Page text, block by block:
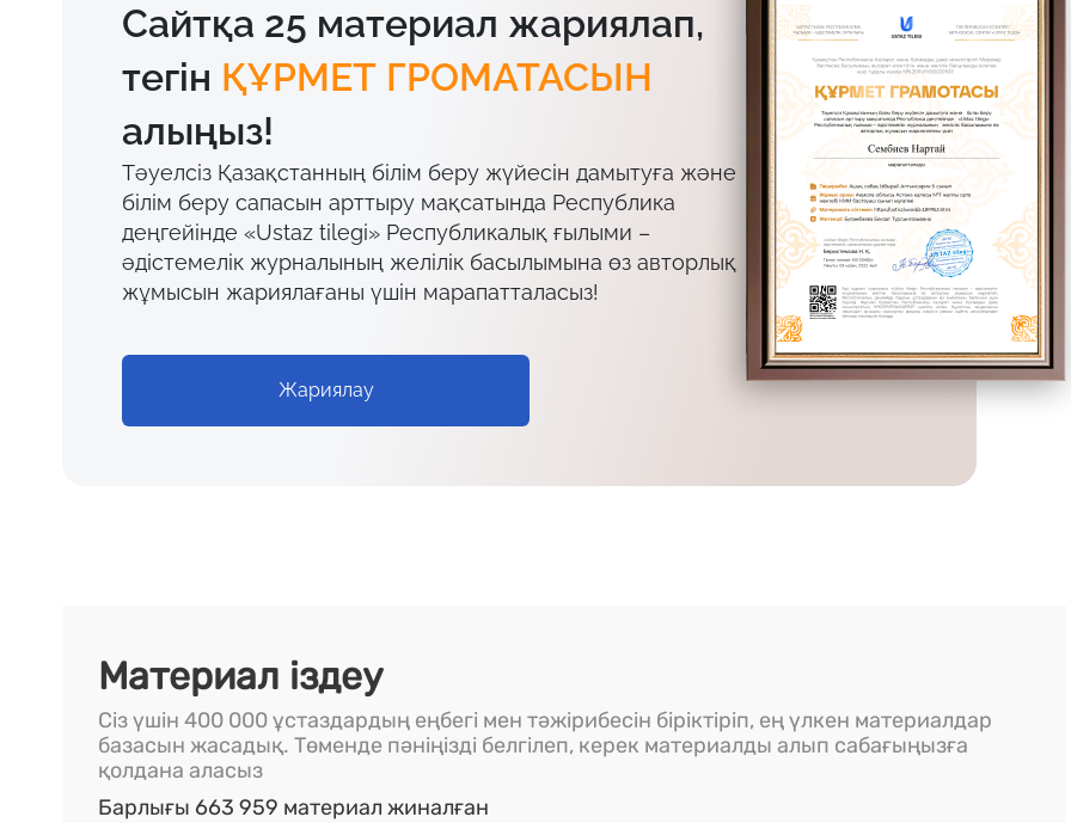
Сайтқа 25 материал жариялап,
тегін ҚҰРМЕТ ГРОМАТАСЫН
алыңыз!
Тәуелсіз Қазақстанның білім беру жүйесін дамытуға және
білім беру сапасын арттыру мақсатында Республика
деңгейінде «Ustaz tilegi» Республикалық ғылыми –
әдістемелік журналының желілік басылымына өз авторлық
жұмысын жариялағаны үшін марапатталасыз!
Жариялау
Материал іздеу
Сіз үшін 400 000 ұстаздардың еңбегі мен тәжірибесін біріктіріп, ең үлкен материалдар
базасын жасадық. Төменде пәніңізді белгілеп, керек материалды алып сабағыңызға
қолдана аласыз
Барлығы 663 959 материал жиналған